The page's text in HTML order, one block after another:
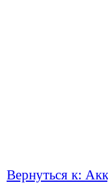
Вернуться к: